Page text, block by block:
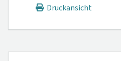
Druckansicht